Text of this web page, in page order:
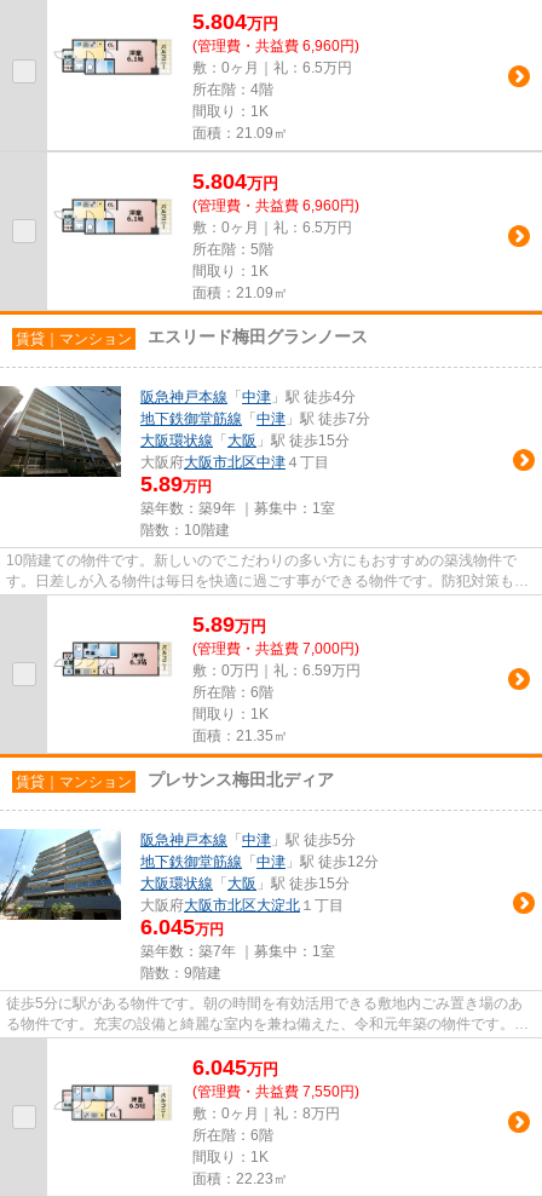
5.804万円
(管理費・共益費 6,960円)
敷：0ヶ月｜礼：6.5万円
所在階：4階
間取り：1K
面積：21.09㎡
5.804万円
(管理費・共益費 6,960円)
敷：0ヶ月｜礼：6.5万円
所在階：5階
間取り：1K
面積：21.09㎡
賃貸｜マンション エスリード梅田グランノース
阪急神戸本線 「 中津 」駅 徒歩4分
地下鉄御堂筋線 「 中津 」駅 徒歩7分
大阪環状線 「 大阪 」駅 徒歩15分
大阪府大阪市北区中津 ４丁目
5.89万円
築年数：築9年 ｜募集中： 1室
階数：10階建
10階建ての物件です。新しいのでこだわりの多い方にもおすすめの築浅物件で
す。日差しが入る物件は毎日を快適に過ごす事ができる物件です。防犯対策もバ
5.89万円
(管理費・共益費 7,000円)
敷：0万円｜礼：6.59万円
所在階：6階
間取り：1K
面積：21.35㎡
賃貸｜マンション プレサンス梅田北ディア
阪急神戸本線 「 中津 」駅 徒歩5分
地下鉄御堂筋線 「 中津 」駅 徒歩12分
大阪環状線 「 大阪 」駅 徒歩15分
大阪府大阪市北区大淀北 １丁目
6.045万円
築年数：築7年 ｜募集中： 1室
階数：9階建
徒歩5分に駅がある物件です。朝の時間を有効活用できる敷地内ごみ置き場のあ
る物件です。充実の設備と綺麗な室内を兼ね備えた、令和元年築の物件です。こ
6.045万円
(管理費・共益費 7,550円)
敷：0ヶ月｜礼：8万円
所在階：6階
間取り：1K
面積：22.23㎡